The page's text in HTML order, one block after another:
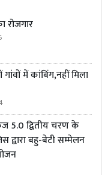
रोजगार
में कांबिंग,नहीं मिला
5.0 द्वितीय चरण के
द्वारा बहु-बेटी सम्मेलन